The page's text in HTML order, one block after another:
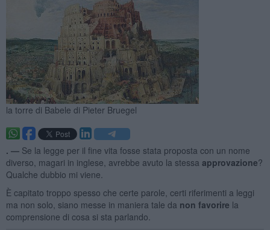
la torre di Babele di Pieter Bruegel
. — Se la legge per il fine vita fosse stata proposta con un nome
diverso, magari in inglese, avrebbe avuto la stessa approvazione?
Qualche dubbio mi viene.
È capitato troppo spesso che certe parole, certi riferimenti a leggi
ma non solo, siano messe in maniera tale da non favorire la
comprensione di cosa si sta parlando.